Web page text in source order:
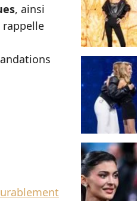
, ainsi
rappelle